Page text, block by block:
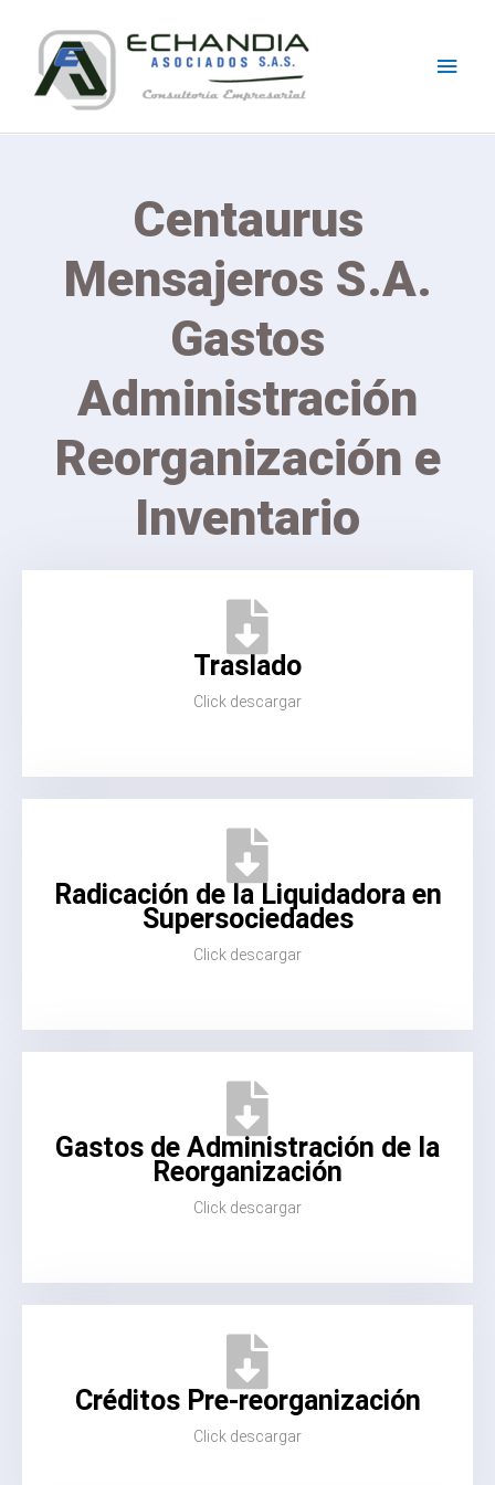
content
Centaurus
Mensajeros S.A.
Gastos
Administración
Reorganización e
Inventario
Traslado
Click descargar
Radicación de la Liquidadora en
Supersociedades
Click descargar
Gastos de Administración de la
Reorganización
Click descargar
Créditos Pre-reorganización
Click descargar